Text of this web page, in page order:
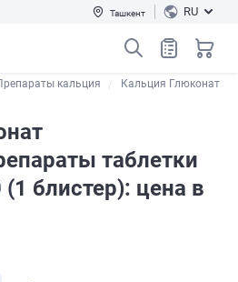
Ташкент RU
кальция Кальция Глюконат
таблетки
блистер): цена в